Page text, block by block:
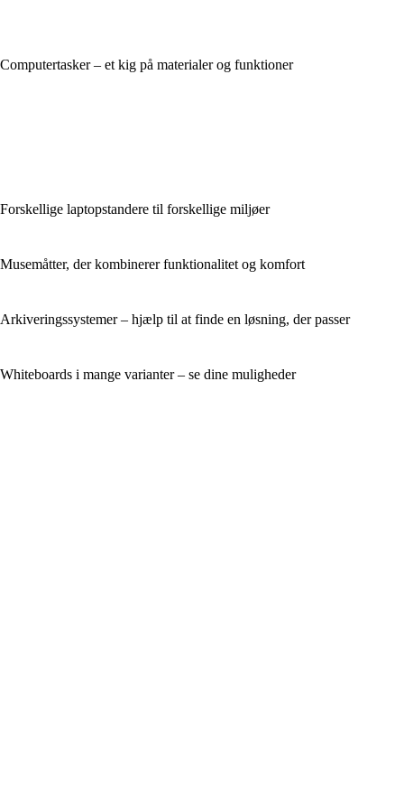
Computertasker – et kig på materialer og funktioner
Forskellige laptopstandere til forskellige miljøer
Musemåtter, der kombinerer funktionalitet og komfort
Arkiveringssystemer – hjælp til at finde en løsning, der passer
Whiteboards i mange varianter – se dine muligheder